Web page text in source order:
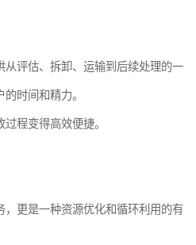
从评估、拆卸、运输到后续处理的一
时间和精力。
程变得高效便捷。
，更是一种资源优化和循环利用的有